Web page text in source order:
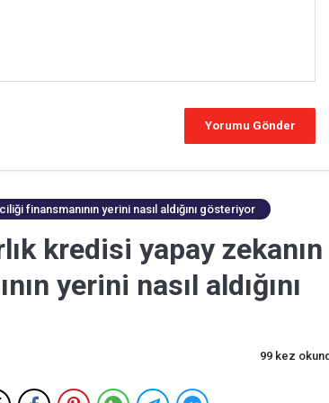
finansmanının yerini nasıl aldığını gösteriyor
kredisi yapay zekanın
yerini nasıl aldığını
99 kez